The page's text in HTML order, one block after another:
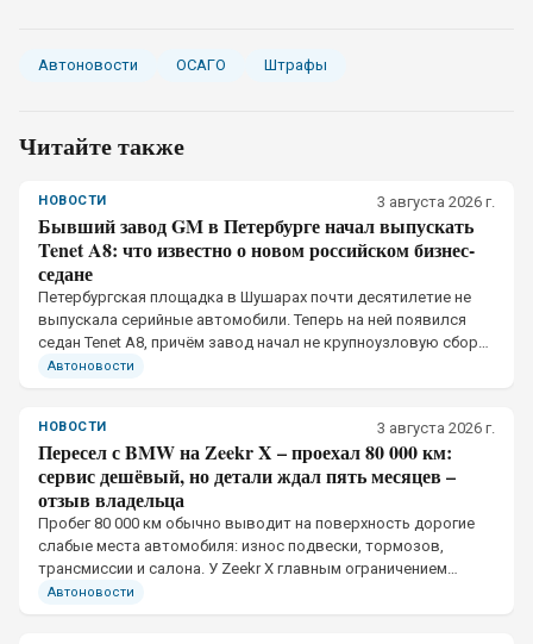
Автоновости ОСАГО Штрафы
Читайте также
НОВОСТИ 3 августа 2026 г.
Бывший завод GM в Петербурге начал выпускать
Tenet A8: что известно о новом российском бизнес-
седане
Петербургская площадка в Шушарах почти десятилетие не
выпускала серийные автомобили. Теперь на ней появился
седан Tenet A8, причём завод начал не крупноузловую сборку
машинокомплектов, а производство со сваркой и окраской
Автоновости
НОВОСТИ 3 августа 2026 г.
Пересел с BMW на Zeekr X – проехал 80 000 км:
сервис дешёвый, но детали ждал пять месяцев –
отзыв владельца
Пробег 80 000 км обычно выводит на поверхность дорогие
слабые места автомобиля: износ подвески, тормозов,
трансмиссии и салона. У Zeekr X главным ограничением
оказалась не тяговая батарея и не электромоторы
Автоновости